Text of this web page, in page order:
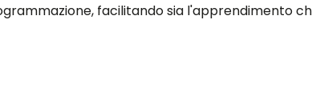
facilitando sia l'apprendimento